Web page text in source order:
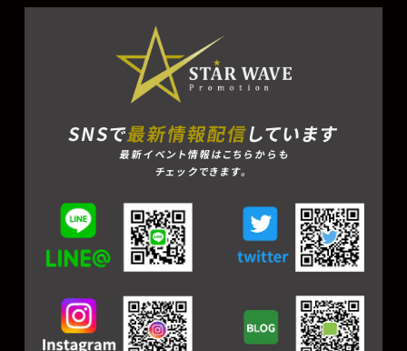
SNSで最新情報配信しています
最新イベント情報はこちらからも
チェックできます。